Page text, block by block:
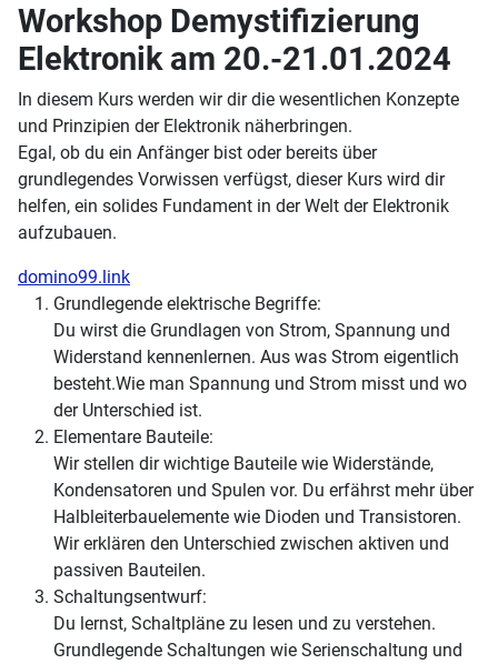
Workshop Demystifizierung
Elektronik am 20.-21.01.2024
In diesem Kurs werden wir dir die wesentlichen Konzepte
und Prinzipien der Elektronik näherbringen.
Egal, ob du ein Anfänger bist oder bereits über
grundlegendes Vorwissen verfügst, dieser Kurs wird dir
helfen, ein solides Fundament in der Welt der Elektronik
aufzubauen.
domino99.link
Grundlegende elektrische Begriffe:
Du wirst die Grundlagen von Strom, Spannung und
Widerstand kennenlernen. Aus was Strom eigentlich
besteht.Wie man Spannung und Strom misst und wo
der Unterschied ist.
Elementare Bauteile:
Wir stellen dir wichtige Bauteile wie Widerstände,
Kondensatoren und Spulen vor. Du erfährst mehr über
Halbleiterbauelemente wie Dioden und Transistoren.
Wir erklären den Unterschied zwischen aktiven und
passiven Bauteilen.
Schaltungsentwurf:
Du lernst, Schaltpläne zu lesen und zu verstehen.
Grundlegende Schaltungen wie Serienschaltung und